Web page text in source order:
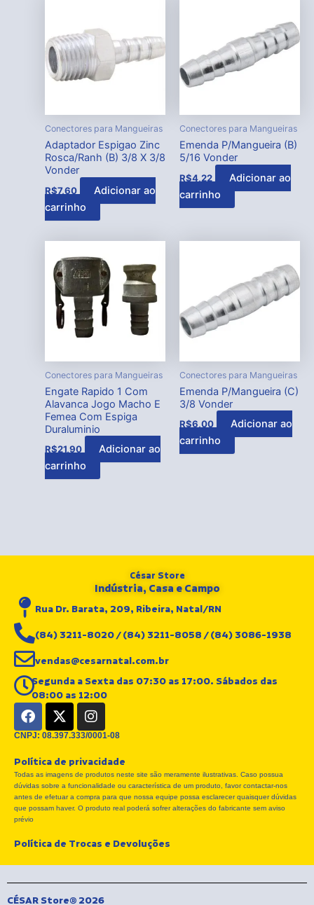
Conectores para Mangueiras
Adaptador Espigao Zinc
Rosca/Ranh (B) 3/8 X 3/8
Vonder
R$7,60
Adicionar ao
carrinho
Conectores para Mangueiras
Emenda P/Mangueira (B)
5/16 Vonder
R$4,22
Adicionar ao
carrinho
Conectores para Mangueiras
Engate Rapido 1 Com
Alavanca Jogo Macho E
Femea Com Espiga
Duraluminio
R$21,90
Adicionar ao
carrinho
Conectores para Mangueiras
Emenda P/Mangueira (C)
3/8 Vonder
R$6,00
Adicionar ao
carrinho
César Store
Indústria, Casa e Campo
Rua Dr. Barata, 209, Ribeira, Natal/RN
(84) 3211-8020 / (84) 3211-8058 / (84) 3086-1938
vendas@cesarnatal.com.br
Segunda a Sexta das 07:30 as 17:00. Sábados das
08:00 as 12:00
F
a
c
b
o
o
k
X
-
t
i
t
t
e
I
n
s
a
g
r
a
CNPJ: 08.397.333/0001-08
Política de privacidade
Todas as imagens de produtos neste site são meramente ilustrativas. Caso possua
dúvidas sobre a funcionalidade ou característica de um produto, favor contactar-nos
antes de efetuar a compra para que nossa equipe possa esclarecer quaisquer dúvidas
que possam haver. O produto real poderá sofrer alterações do fabricante sem aviso
prévio
Política de Trocas e Devoluções
CÉSAR Store® 2026